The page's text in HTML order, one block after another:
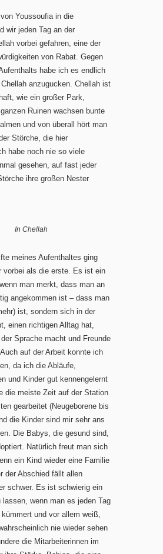
Youssoufia in die
wir jeden Tag an der
vorbei gefahren, eine der
von Rabat. Gegen
habe ich es endlich
anzugucken. Chellah ist
wie ein großer Park,
Ruinen wachsen bunte
und von überall hört man
Störche, die hier
habe noch nie so viele
gesehen, auf fast jeder
ihre großen Nester
In Chellah
meines Aufenthaltes ging
vorbei als die erste. Es ist ein
man merkt, dass man an
angekommen ist – dass man
ist, sondern sich in der
einen richtigen Alltag hat,
Sprache macht und Freunde
auf der Arbeit konnte ich
da ich die Abläufe,
und Kinder gut kennengelernt
die meiste Zeit auf der Station
gearbeitet (Neugeborene bis
die Kinder sind mir sehr ans
Die Babys, die gesund sind,
Natürlich freut man sich
ein Kind wieder eine Familie
der Abschied fällt allen
schwer. Es ist schwierig ein
lassen, wenn man es jeden Tag
und vor allem weiß,
nie wieder sehen
die Mitarbeiterinnen im